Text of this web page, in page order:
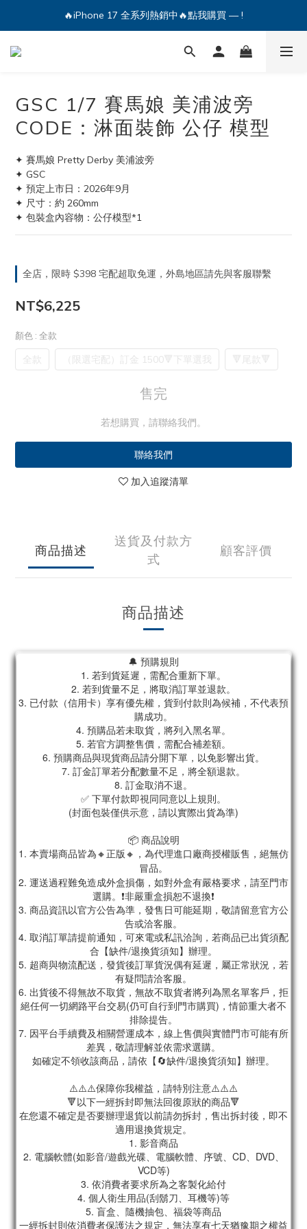
🔥iPhone 17 全系列熱銷中🔥點我購買 — !
🔥iPhone 17 全系列熱銷中🔥點我購買 — !
💕加入Q哥 Line 新好友領優惠券！🎫
GSC 1/7 賽馬娘 美浦波旁
CODE：淋面裝飾 公仔 模型
✦ 賽馬娘 Pretty Derby 美浦波旁
✦ GSC
✦ 預定上市日：2026年9月
✦ 尺寸：約 260mm
✦ 包裝盒內容物：公仔模型*1
全店，限時 $398 宅配超取免運，外島地區請先與客服聯繫
NT$6,225
顏色 : 全款
全款 （限選宅配）訂金 1500🔻下單選我 🔻尾款🔻
售完
若想購買，請聯絡我們。
聯絡我們
加入追蹤清單
商品描述
送貨及付款方
式
顧客評價
商品描述
🔔 預購規則
1. 若到貨延遲，需配合重新下單。
2. 若到貨量不足，將取消訂單並退款。
3. 已付款（信用卡）享有優先權，貨到付款則為候補，不代表預
購成功。
4. 預購品若未取貨，將列入黑名單。
5. 若官方調整售價，需配合補差額。
6. 預購商品與現貨商品請分開下單，以免影響出貨。
7. 訂金訂單若分配數量不足，將全額退款。
8. 訂金取消不退。
✅ 下單付款即視同同意以上規則。
(封面包裝僅供示意，請以實際出貨為準)
📦 商品說明
1. 本賣場商品皆為🔸正版🔸，為代理進口廠商授權販售，絕無仿
冒品。
2. 運送過程難免造成外盒損傷，如對外盒有嚴格要求，請至門市
選購。❗非嚴重盒損恕不退換❗
3. 商品資訊以官方公告為準，發售日可能延期，敬請留意官方公
告或洽客服。
4. 取消訂單請提前通知，可來電或私訊洽詢，若商品已出貨須配
合【缺件/退換貨須知】辦理。
5. 超商與物流配送，發貨後訂單貨況偶有延遲，屬正常狀況，若
有疑問請洽客服。
6. 出貨後不得無故不取貨，無故不取貨者將列為黑名單客戶，拒
絕任何一切網路平台交易(仍可自行到門市購買)，情節重大者不
排除提告。
7. 因平台手續費及相關營運成本，線上售價與實體門市可能有所
差異，敬請理解並依需求選購。
如確定不領收該商品，請依【🔄缺件/退換貨須知】辦理。
⚠️⚠️⚠️保障你我權益，請特別注意⚠️⚠️⚠️
🔻以下一經拆封即無法回復原狀的商品🔻
在您還不確定是否要辦理退貨以前請勿拆封，售出拆封後，即不
適用退換貨規定。
1. 影音商品
2. 電腦軟體(如影音/遊戲光碟、電腦軟體、序號、CD、DVD、
VCD等)
3. 依消費者要求所為之客製化給付
4. 個人衛生用品(刮鬍刀、耳機等)等
5. 盲盒、隨機抽包、福袋等商品
一經拆封則依消費者保護法之規定，無法享有七天猶豫期之權益